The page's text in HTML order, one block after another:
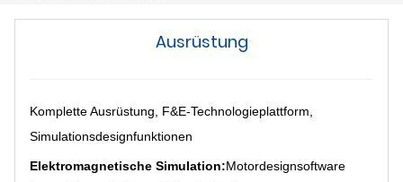
Ausrüstung
Komplette Ausrüstung, F&E-Technologieplattform,
Simulationsdesignfunktionen
Elektromagnetische Simulation:Motordesignsoftware